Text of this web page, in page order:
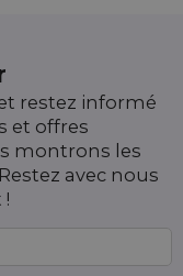
restez informé
et offres
montrons les
avec nous